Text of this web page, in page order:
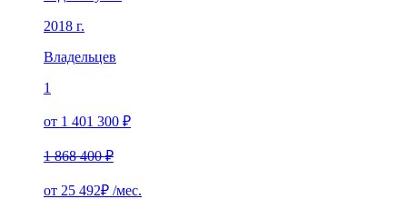
2018 г.
Владельцев
1
от 1 401 300 ₽
1 868 400 ₽
от 25 492₽ /мес.